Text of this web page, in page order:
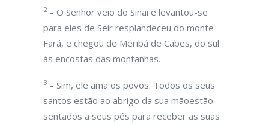
2– O Senhor veio do Sinai e levantou-se
para eles de Seir resplandeceu do monte
Fará, e chegou de Meribá de Cabes, do sul
às encostas das montanhas.
3 – Sim, ele ama os povos. Todos os seus
santos estão ao abrigo da sua mãoestão
sentados a seus pés para receber as suas